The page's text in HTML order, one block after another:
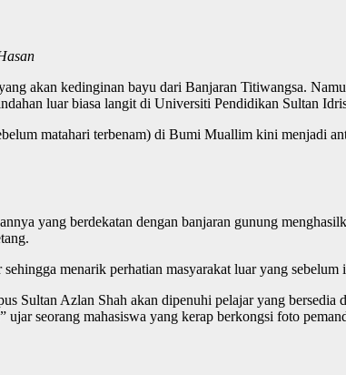
akan kedinginan bayu dari Banjaran Titiwangsa.
luar biasa langit di Universiti Pendidikan Sultan
matahari terbenam) di Bumi Muallim kini menjadi
yang berdekatan dengan banjaran gunung
menarik perhatian masyarakat luar yang
Sultan Azlan Shah akan dipenuhi pelajar yang
seorang mahasiswa yang kerap berkongsi foto